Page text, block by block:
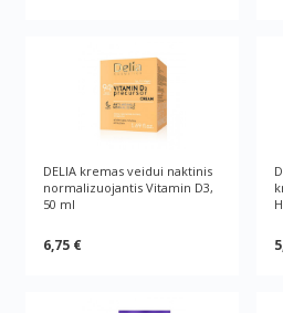
DELIA kremas veidui naktinis
normalizuojantis Vitamin D3,
50 ml
6,75 €